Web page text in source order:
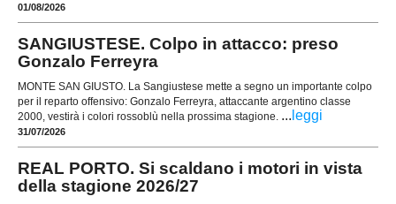
01/08/2026
SANGIUSTESE. Colpo in attacco: preso
Gonzalo Ferreyra
MONTE SAN GIUSTO. La Sangiustese mette a segno un importante colpo
per il reparto offensivo: Gonzalo Ferreyra, attaccante argentino classe
2000, vestirà i colori rossoblù nella prossima stagione. ... leggi
31/07/2026
REAL PORTO. Si scaldano i motori in vista
della stagione 2026/27